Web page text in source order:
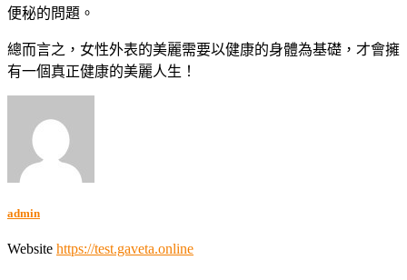
便秘的問題。
總而言之，女性外表的美麗需要以健康的身體為基礎，才會擁
有一個真正健康的美麗人生！
admin
Website https://test.gaveta.online